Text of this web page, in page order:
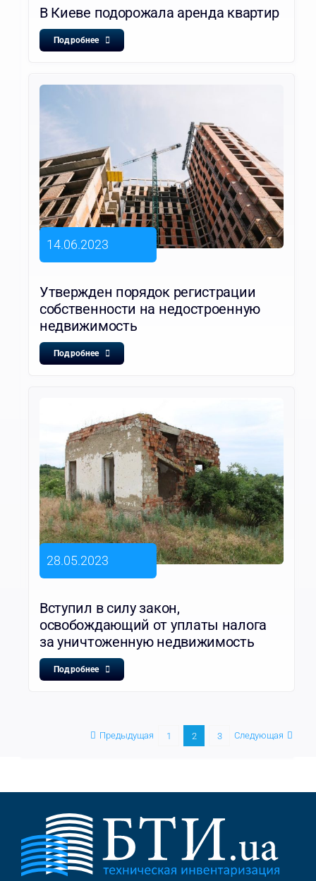
В Киеве подорожала аренда квартир
Подробнее
14.06.2023
Утвержден порядок регистрации
собственности на недостроенную
недвижимость
Подробнее
28.05.2023
Вступил в силу закон,
освобождающий от уплаты налога
за уничтоженную недвижимость
Подробнее
Предыдущая 1 2 3 Следующая